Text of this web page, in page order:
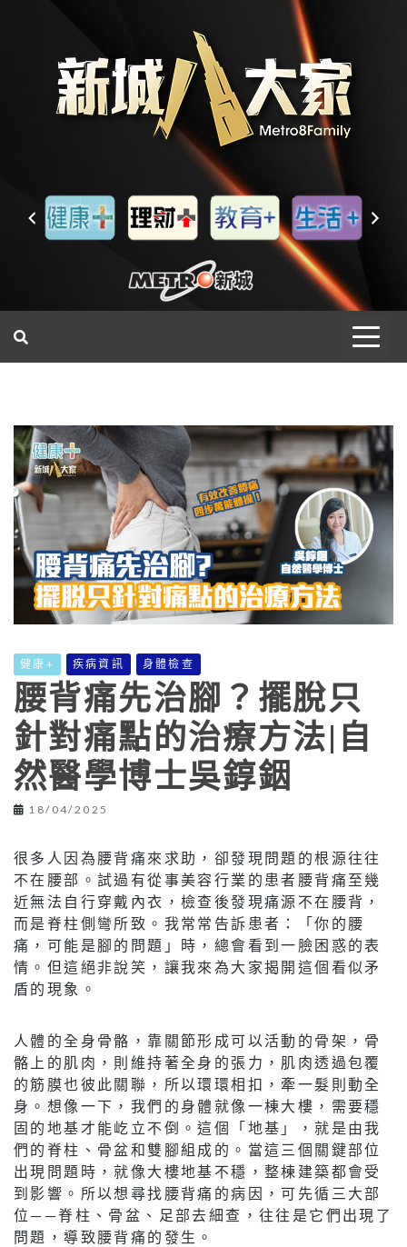
健康+ 疾病資訊 身體檢查
腰背痛先治腳？擺脫只
針對痛點的治療方法|自
然醫學博士吳錞銦
18/04/2025
很多人因為腰背痛來求助，卻發現問題的根源往往
不在腰部。試過有從事美容行業的患者腰背痛至幾
近無法自行穿戴內衣，檢查後發現痛源不在腰背，
而是脊柱側彎所致。我常常告訴患者：「你的腰
痛，可能是腳的問題」時，總會看到一臉困惑的表
情。但這絕非說笑，讓我來為大家揭開這個看似矛
盾的現象。
人體的全身骨骼，靠關節形成可以活動的骨架，骨
骼上的肌肉，則維持著全身的張力，肌肉透過包覆
的筋膜也彼此關聯，所以環環相扣，牽一髮則動全
身。想像一下，我們的身體就像一棟大樓，需要穩
固的地基才能屹立不倒。這個「地基」，就是由我
們的脊柱、骨盆和雙腳組成的。當這三個關鍵部位
出現問題時，就像大樓地基不穩，整棟建築都會受
到影響。所以想尋找腰背痛的病因，可先循三大部
位——脊柱、骨盆、足部去細查，往往是它們出現了
問題，導致腰背痛的發生。